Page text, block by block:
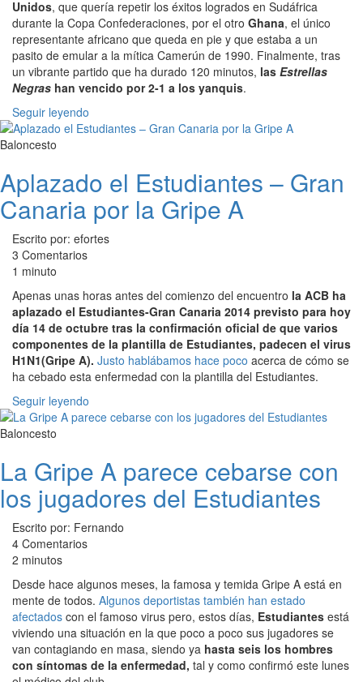
Unidos, que quería repetir los éxitos logrados en Sudáfrica
durante la Copa Confederaciones, por el otro Ghana, el único
representante africano que queda en pie y que estaba a un
pasito de emular a la mítica Camerún de 1990. Finalmente, tras
un vibrante partido que ha durado 120 minutos, las Estrellas
Negras han vencido por 2-1 a los yanquis.
Seguir leyendo
Baloncesto
Aplazado el Estudiantes – Gran
Canaria por la Gripe A
Escrito por: efortes
3 Comentarios
1 minuto
Apenas unas horas antes del comienzo del encuentro la ACB ha
aplazado el Estudiantes-Gran Canaria 2014 previsto para hoy
día 14 de octubre tras la confirmación oficial de que varios
componentes de la plantilla de Estudiantes, padecen el virus
H1N1(Gripe A). Justo hablábamos hace poco acerca de cómo se
ha cebado esta enfermedad con la plantilla del Estudiantes.
Seguir leyendo
Baloncesto
La Gripe A parece cebarse con
los jugadores del Estudiantes
Escrito por: Fernando
4 Comentarios
2 minutos
Desde hace algunos meses, la famosa y temida Gripe A está en
mente de todos. Algunos deportistas también han estado
afectados con el famoso virus pero, estos días, Estudiantes está
viviendo una situación en la que poco a poco sus jugadores se
van contagiando en masa, siendo ya hasta seis los hombres
con síntomas de la enfermedad, tal y como confirmó este lunes